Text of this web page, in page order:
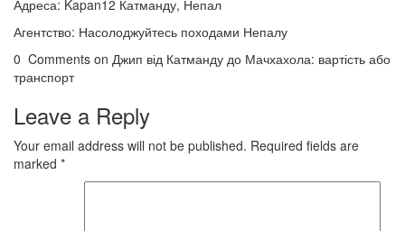
Адреса: Kapan12 Катманду, Непал
Агентство: Насолоджуйтесь походами Непалу
0 Comments on Джип від Катманду до Мачхахола: вартість або
транспорт
Leave a Reply
Your email address will not be published. Required fields are
marked *